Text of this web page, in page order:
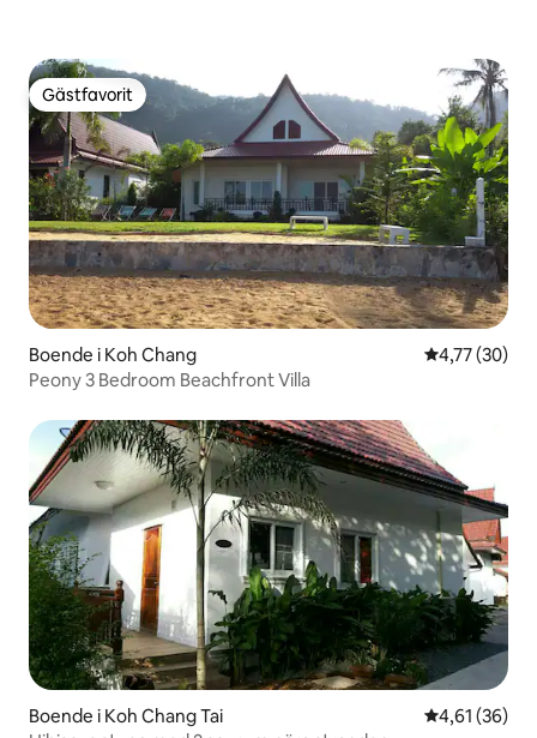
Gästfavorit
Gästfavorit
Boende i Koh Chang 4,77 av 5 i
4,77 (30)
Peony 3 Bedroom Beachfront Villa
Boende i Koh Chang Tai 4,61 av 5 i
4,61 (36)